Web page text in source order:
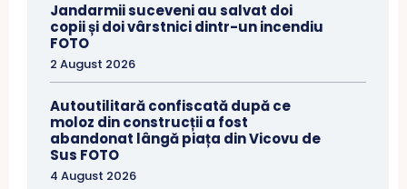
Jandarmii suceveni au salvat doi
copii și doi vârstnici dintr-un incendiu
FOTO
2 August 2026
Autoutilitară confiscată după ce
moloz din construcții a fost
abandonat lângă piața din Vicovu de
Sus FOTO
4 August 2026